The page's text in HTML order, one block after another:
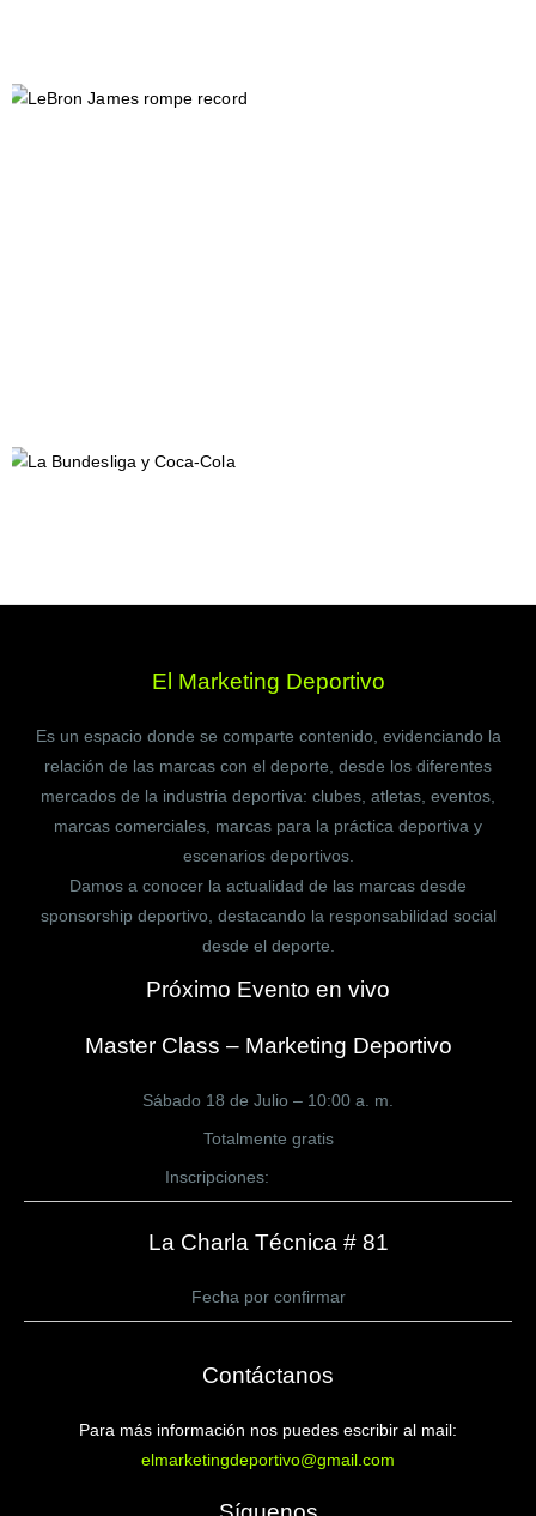
El Marketing Deportivo
Es un espacio donde se comparte contenido, evidenciando la
relación de las marcas con el deporte, desde los diferentes
mercados de la industria deportiva: clubes, atletas, eventos,
marcas comerciales, marcas para la práctica deportiva y
escenarios deportivos.
Damos a conocer la actualidad de las marcas desde
sponsorship deportivo, destacando la responsabilidad social
desde el deporte.
Próximo Evento en vivo
Master Class – Marketing Deportivo
Sábado 18 de Julio – 10:00 a. m.
Totalmente gratis
Inscripciones:
La Charla Técnica # 81
Fecha por confirmar
Contáctanos
Para más información nos puedes escribir al mail:
elmarketingdeportivo@gmail.com